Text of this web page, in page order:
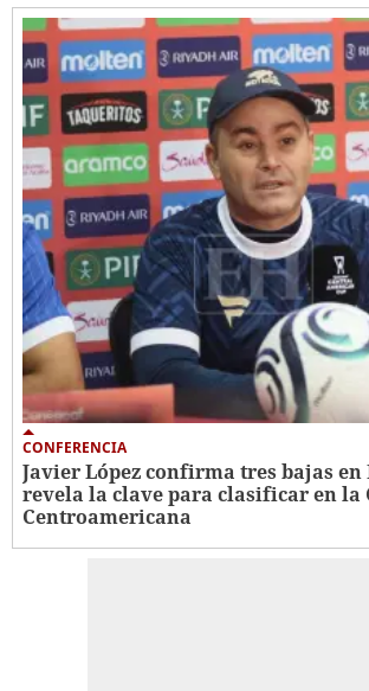
CONFERENCIA
Javier López confirma tres bajas en
revela la clave para clasificar en la
Centroamericana